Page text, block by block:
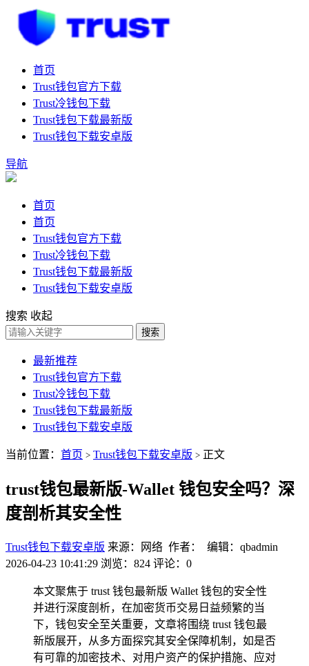
首页
Trust钱包官方下载
Trust冷钱包下载
Trust钱包下载最新版
Trust钱包下载安卓版
导航
首页
首页
Trust钱包官方下载
Trust冷钱包下载
Trust钱包下载最新版
Trust钱包下载安卓版
搜索 收起
搜索
最新推荐
Trust钱包官方下载
Trust冷钱包下载
Trust钱包下载最新版
Trust钱包下载安卓版
当前位置： 首页 > Trust钱包下载安卓版 > 正文
trust钱包最新版-Wallet 钱包安全吗？深
度剖析其安全性
Trust钱包下载安卓版 来源：网络 作者： 编辑：qbadmin
2026-04-23 10:41:29 浏览：824 评论：0
本文聚焦于 trust 钱包最新版 Wallet 钱包的安全性
并进行深度剖析，在加密货币交易日益频繁的当
下，钱包安全至关重要，文章将围绕 trust 钱包最
新版展开，从多方面探究其安全保障机制，如是否
有可靠的加密技术、对用户资产的保护措施、应对